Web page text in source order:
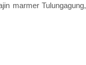
marmer Tulungagung,